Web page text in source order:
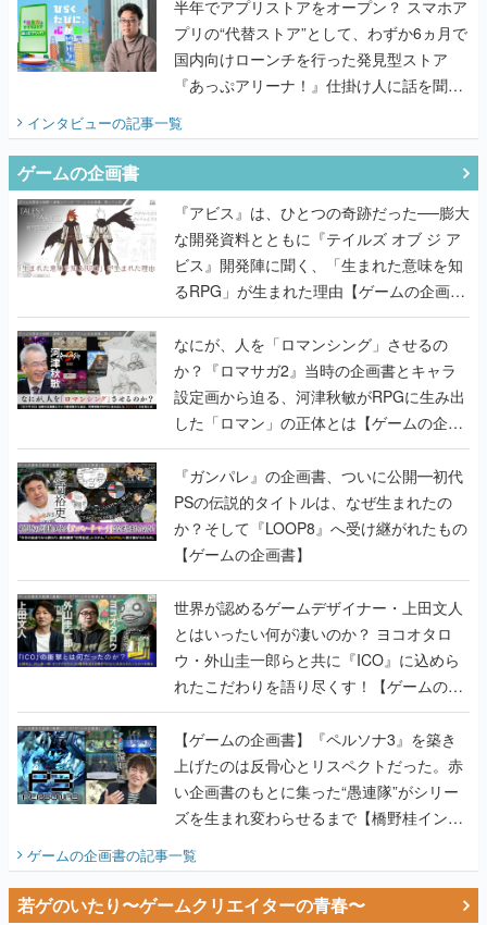
半年でアプリストアをオープン？ スマホア
プリの“代替ストア”として、わずか6ヵ月で
国内向けローンチを行った発見型ストア
『あっぷアリーナ！』仕掛け人に話を聞い
てみた
インタビューの記事一覧
ゲームの企画書
『アビス』は、ひとつの奇跡だった──膨大
な開発資料とともに『テイルズ オブ ジ ア
ビス』開発陣に聞く、「生まれた意味を知
るRPG」が生まれた理由【ゲームの企画
書】
なにが、人を「ロマンシング」させるの
か？『ロマサガ2』当時の企画書とキャラ
設定画から迫る、河津秋敏がRPGに生み出
した「ロマン」の正体とは【ゲームの企画
書】
『ガンパレ』の企画書、ついに公開━初代
PSの伝説的タイトルは、なぜ生まれたの
か？そして『LOOP8』へ受け継がれたもの
【ゲームの企画書】
世界が認めるゲームデザイナー・上田文人
とはいったい何が凄いのか？ ヨコオタロ
ウ・外山圭一郎らと共に『ICO』に込めら
れたこだわりを語り尽くす！【ゲームの企
画書】
【ゲームの企画書】『ペルソナ3』を築き
上げたのは反骨心とリスペクトだった。赤
い企画書のもとに集った“愚連隊”がシリー
ズを生まれ変わらせるまで【橋野桂インタ
ビュー】
ゲームの企画書の記事一覧
若ゲのいたり〜ゲームクリエイターの青春〜